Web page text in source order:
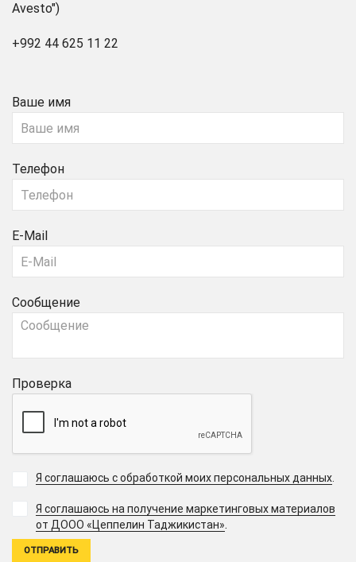
Avesto")
+992 44 625 11 22
Ваше имя
Телефон
E-Mail
Сообщение
Проверка
Я соглашаюсь с обработкой моих персональных данных.
Я соглашаюсь на получение маркетинговых материалов
от ДООО «Цеппелин Таджикистан».